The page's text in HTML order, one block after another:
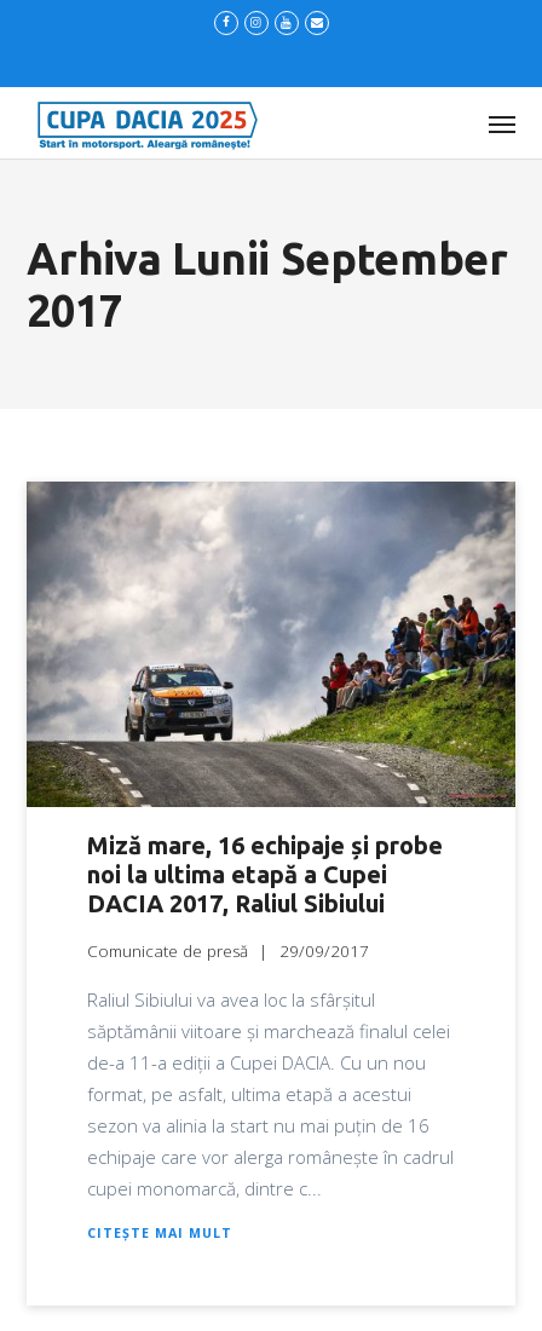
Arhiva Lunii September
2017
Miză mare, 16 echipaje și probe
noi la ultima etapă a Cupei
DACIA 2017, Raliul Sibiului
Comunicate de presă 29/09/2017
Raliul Sibiului va avea loc la sfârșitul
săptămânii viitoare și marchează finalul celei
de-a 11-a ediții a Cupei DACIA. Cu un nou
format, pe asfalt, ultima etapă a acestui
sezon va alinia la start nu mai puțin de 16
echipaje care vor alerga românește în cadrul
cupei monomarcă, dintre c...
CITEȘTE MAI MULT